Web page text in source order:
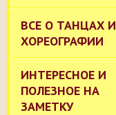
ВСЕ О ТАНЦАХ И
ХОРЕОГРАФИИ
ИНТЕРЕСНОЕ И
ПОЛЕЗНОЕ НА
ЗАМЕТКУ